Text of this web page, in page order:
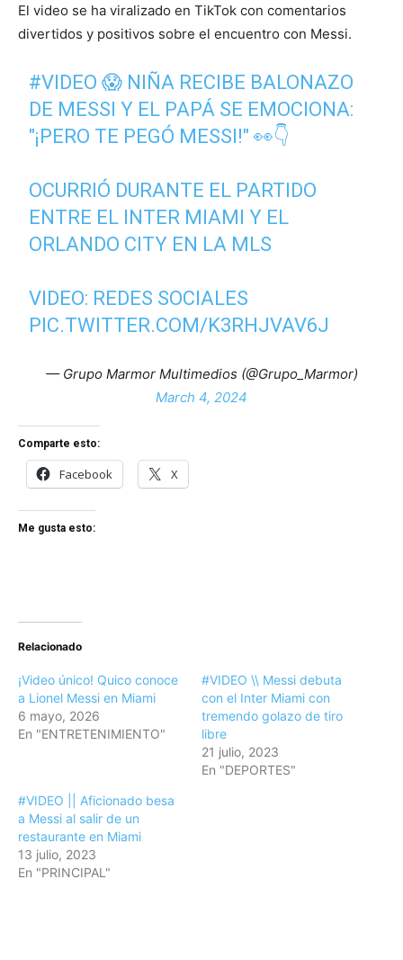
El video se ha viralizado en TikTok con comentarios
divertidos y positivos sobre el encuentro con Messi.
#VIDEO 😱 NIÑA RECIBE BALONAZO
DE MESSI Y EL PAPÁ SE EMOCIONA:
"¡PERO TE PEGÓ MESSI!" 👀👇
OCURRIÓ DURANTE EL PARTIDO
ENTRE EL INTER MIAMI Y EL
ORLANDO CITY EN LA MLS
VIDEO: REDES SOCIALES
PIC.TWITTER.COM/K3RHJVAV6J
— Grupo Marmor Multimedios (@Grupo_Marmor)
March 4, 2024
Comparte esto:
Facebook X
Me gusta esto:
Relacionado
¡Video único! Quico conoce
a Lionel Messi en Miami
6 mayo, 2026
En "ENTRETENIMIENTO"
#VIDEO \\ Messi debuta
con el Inter Miami con
tremendo golazo de tiro
libre
21 julio, 2023
En "DEPORTES"
#VIDEO || Aficionado besa
a Messi al salir de un
restaurante en Miami
13 julio, 2023
En "PRINCIPAL"